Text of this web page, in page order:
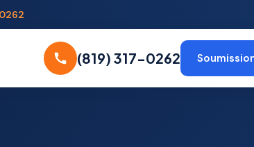
(819) 317-0262